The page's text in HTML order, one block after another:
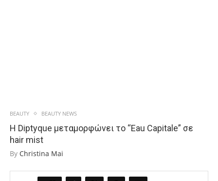
BEAUTY BEAUTY NEWS
Η Diptyque μεταμορφώνει το “Eau Capitale” σε
hair mist
By Christina Mai